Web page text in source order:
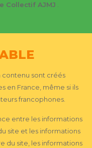
Collectif AJMJ
contenu sont créés
en France, même si ils
francophones.
entre les informations
site et les informations
du site, les informations